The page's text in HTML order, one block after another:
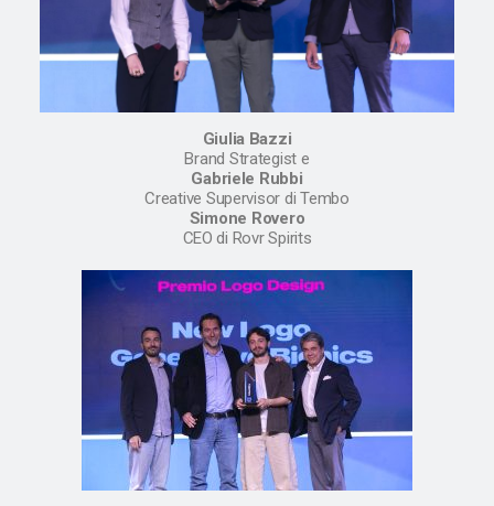
Giulia Bazzi
Brand Strategist e
Gabriele Rubbi
Creative Supervisor di Tembo
Simone Rovero
CEO di Rovr Spirits